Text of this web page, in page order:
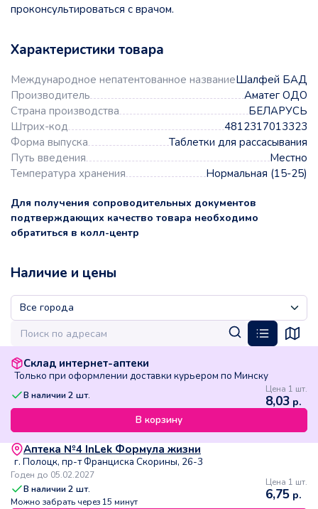
проконсультироваться с врачом.
Характеристики товара
Международное непатентованное названиеШалфей БАД
Производитель
Аматег ОДО
Страна производства
БЕЛАРУСЬ
Штрих-код
4812317013323
Форма выпуска
Таблетки для рассасывания
Путь введения
Местно
Температура хранения
Нормальная (15-25)
Для получения сопроводительных документов
подтверждающих качество товара необходимо
обратиться в колл-центр
Наличие и цены
Склад интернет-аптеки
Только при оформлении доставки курьером по Минску
В наличии 2 шт. Цена 1 шт.
8,03 р.
В корзину
Аптека №4 InLek Формула жизни
г. Полоцк, пр-т Франциска Скорины, 26-3
Годен до 05.02.2027
В наличии2 шт.
Можно забрать через 15 минут
Цена 1 шт.
6,75 р.